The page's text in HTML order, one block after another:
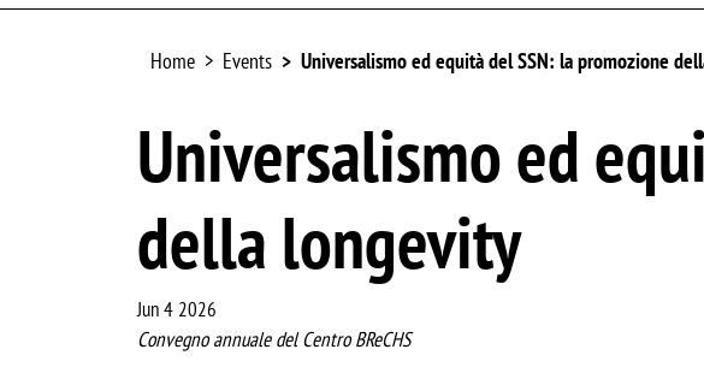
Home Events Universalismo ed equità del SSN: la promozione
Universalismo ed
della longevity
Jun 4 2026
Convegno annuale del Centro BReCHS